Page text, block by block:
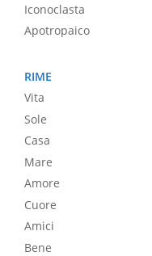
Iconoclasta
Apotropaico
RIME
Vita
Sole
Casa
Mare
Amore
Cuore
Amici
Bene